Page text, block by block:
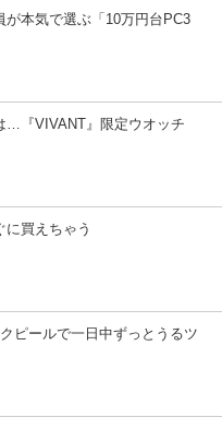
が本気で選ぶ「10万円台PC3
…『VIVANT』限定ウオッチ
に買えちゃう
ピールで一日中ずっとうるツ